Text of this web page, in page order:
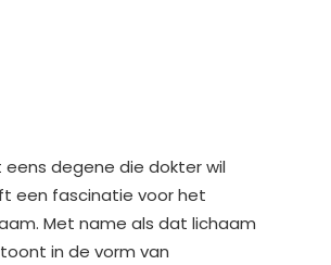
degene die dokter wil
een fascinatie voor het
Met name als dat lichaam
in de vorm van